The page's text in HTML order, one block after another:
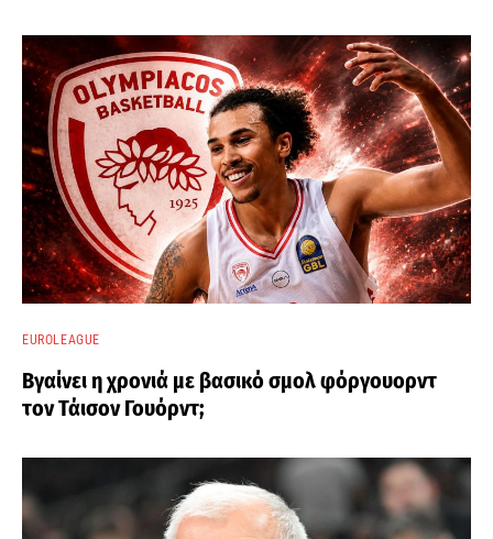
EUROLEAGUE
Βγαίνει η χρονιά με βασικό σμολ φόργουορντ
τον Τάισον Γουόρντ;